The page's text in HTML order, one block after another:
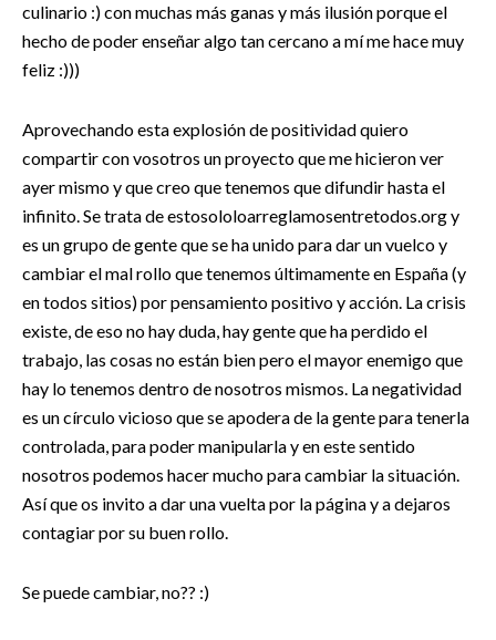
culinario :) con muchas más ganas y más ilusión porque el
hecho de poder enseñar algo tan cercano a mí me hace muy
feliz :)))
Aprovechando esta explosión de positividad quiero
compartir con vosotros un proyecto que me hicieron ver
ayer mismo y que creo que tenemos que difundir hasta el
infinito. Se trata de estosololoarreglamosentretodos.org y
es un grupo de gente que se ha unido para dar un vuelco y
cambiar el mal rollo que tenemos últimamente en España (y
en todos sitios) por pensamiento positivo y acción. La crisis
existe, de eso no hay duda, hay gente que ha perdido el
trabajo, las cosas no están bien pero el mayor enemigo que
hay lo tenemos dentro de nosotros mismos. La negatividad
es un círculo vicioso que se apodera de la gente para tenerla
controlada, para poder manipularla y en este sentido
nosotros podemos hacer mucho para cambiar la situación.
Así que os invito a dar una vuelta por la página y a dejaros
contagiar por su buen rollo.
Se puede cambiar, no?? :)